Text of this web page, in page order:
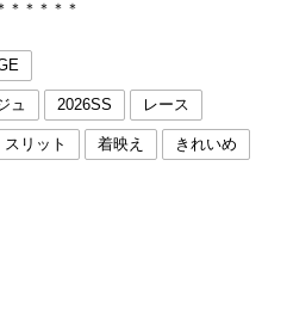
＊＊＊＊＊
ュ 2026SS レース
スリット 着映え きれいめ